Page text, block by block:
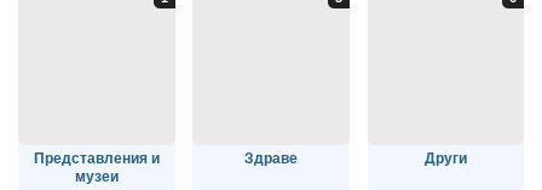
Представления и
музеи
Здраве Други